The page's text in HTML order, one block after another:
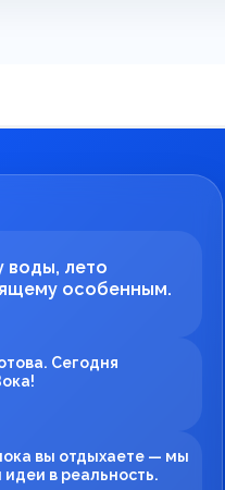
воды, лето
особенным.
Сегодня
вы отдыхаете — мы
в реальность.